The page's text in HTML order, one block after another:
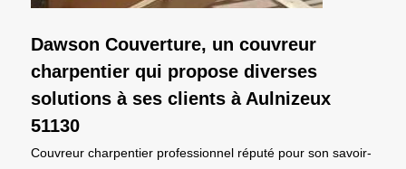
Dawson Couverture, un couvreur
charpentier qui propose diverses
solutions à ses clients à Aulnizeux
51130
Couvreur charpentier professionnel réputé pour son savoir-